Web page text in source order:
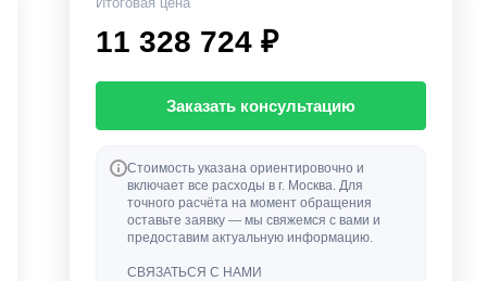
11 328 724 ₽
Заказать консультацию
Стоимость указана ориентировочно и
включает все расходы в г. Москва. Для
точного расчёта на момент обращения
оставьте заявку — мы свяжемся с вами и
предоставим актуальную информацию.
СВЯЗАТЬСЯ С НАМИ